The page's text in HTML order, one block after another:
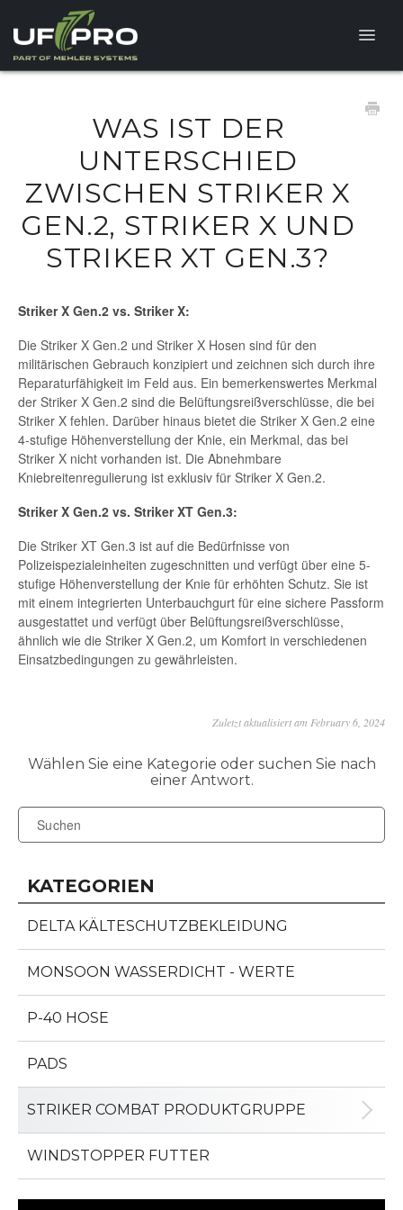
Toggle
PRODUKTFRAGEN
WAS IST DER
UNTERSCHIED
ZWISCHEN STRIKER X
GEN.2, STRIKER X UND
STRIKER XT GEN.3?
Striker X Gen.2 vs. Striker X:
Die Striker X Gen.2 und Striker X Hosen sind für den
militärischen Gebrauch konzipiert und zeichnen sich durch ihre
Reparaturfähigkeit im Feld aus. Ein bemerkenswertes Merkmal
der Striker X Gen.2 sind die Belüftungsreißverschlüsse, die bei
Striker X fehlen. Darüber hinaus bietet die Striker X Gen.2 eine
4-stufige Höhenverstellung der Knie, ein Merkmal, das bei
Striker X nicht vorhanden ist. Die Abnehmbare
Kniebreitenregulierung ist exklusiv für Striker X Gen.2.
Striker X Gen.2 vs. Striker XT Gen.3:
Die Striker XT Gen.3 ist auf die Bedürfnisse von
Polizeispezialeinheiten zugeschnitten und verfügt über eine 5-
stufige Höhenverstellung der Knie für erhöhten Schutz. Sie ist
mit einem integrierten Unterbauchgurt für eine sichere Passform
ausgestattet und verfügt über Belüftungsreißverschlüsse,
ähnlich wie die Striker X Gen.2, um Komfort in verschiedenen
Einsatzbedingungen zu gewährleisten.
Zuletzt aktualisiert am February 6, 2024
KATEGORIEN
DELTA KÄLTESCHUTZBEKLEIDUNG
MONSOON WASSERDICHT - WERTE
P-40 HOSE
PADS
STRIKER COMBAT PRODUKTGRUPPE
WINDSTOPPER FUTTER